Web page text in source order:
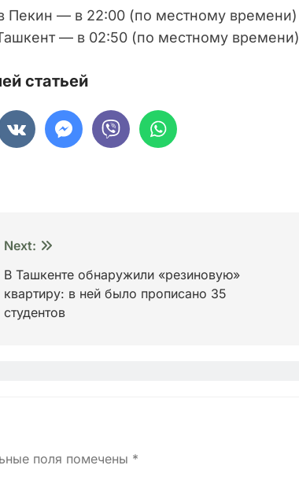
Пекин — в 22:00 (по местному времени)
— в 02:50 (по местному времени)
статьей
Next:
В Ташкенте обнаружили «резиновую»
квартиру: в ней было прописано 35
студентов
поля помечены *